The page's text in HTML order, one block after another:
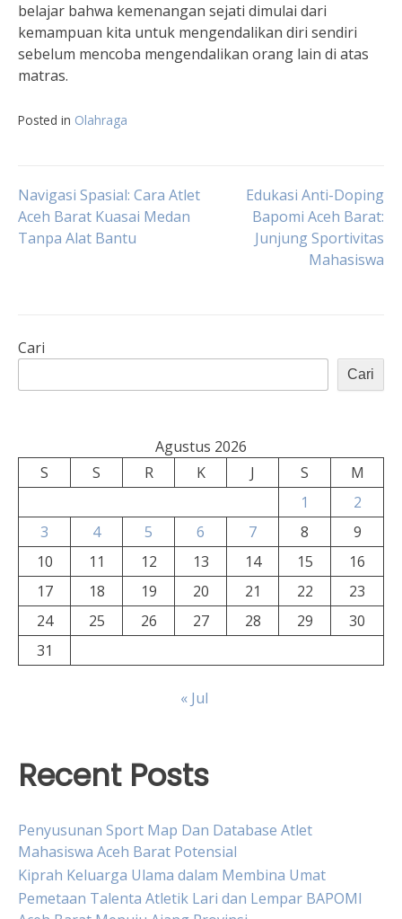
belajar bahwa kemenangan sejati dimulai dari
kemampuan kita untuk mengendalikan diri sendiri
sebelum mencoba mengendalikan orang lain di atas
matras.
Posted in Olahraga
Navigasi
pos
Navigasi Spasial: Cara Atlet
Aceh Barat Kuasai Medan
Tanpa Alat Bantu
Edukasi Anti-Doping
Bapomi Aceh Barat:
Junjung Sportivitas
Mahasiswa
Cari
Cari
Agustus 2026
S
S R K J S
M
1
2
3
4 5 6 7 8
9
10
11 12 13 14 15
16
17
18 19 20 21 22
23
24
25 26 27 28 29
30
31
« Jul
Recent Posts
Penyusunan Sport Map Dan Database Atlet
Mahasiswa Aceh Barat Potensial
Kiprah Keluarga Ulama dalam Membina Umat
Pemetaan Talenta Atletik Lari dan Lempar BAPOMI